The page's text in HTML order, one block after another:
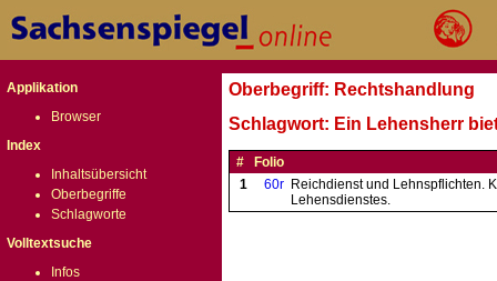
Applikation
Browser
Index
Inhaltsübersicht
Oberbegriffe
Schlagworte
Volltextsuche
Infos
Oberbegriff: Rechtshandlung
Schlagwort: Ein Lehensherr
#
Folio
1
60r Reichdienst und Lehnspflichten.
Lehensdienstes.